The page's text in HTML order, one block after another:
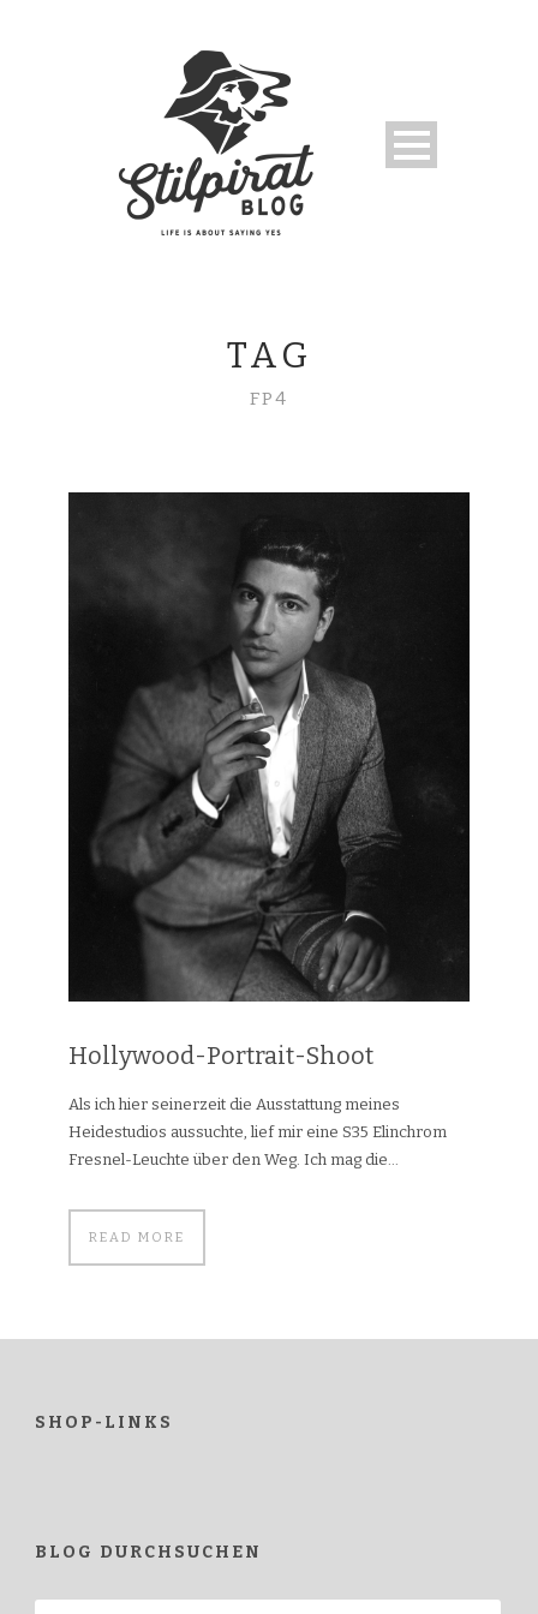
TAG
FP4
Hollywood-Portrait-Shoot
Als ich hier seinerzeit die Ausstattung meines
Heidestudios aussuchte, lief mir eine S35 Elinchrom
Fresnel-Leuchte über den Weg. Ich mag die...
READ MORE
SHOP-LINKS
BLOG DURCHSUCHEN